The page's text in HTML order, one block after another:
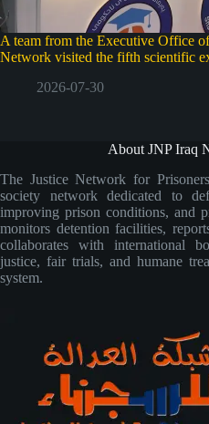
A team from the Executive Office of
Network visited the fifth scientific
2026-07-30
About JNP Iraq
The Justice Network for
society network dedicated to
improving prison conditions, and
monitors detention facilities,
collaborates with international
justice, fair trials, and humane
system.